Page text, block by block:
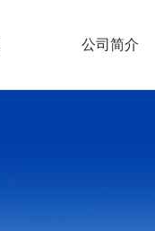
公司简介